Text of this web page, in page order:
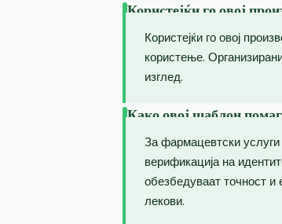
Користејќи го овој
Користејќи го овој
користење.
изглед.
Како овој шаблон
За фармацевтски
верификација на
обезбедуваат точност и
лекови.